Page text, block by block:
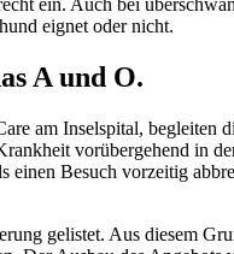
ein. Auch bei
eignet oder nicht.
A und O.
am Inselspital, begleiten
vorübergehend in
Besuch vorzeitig
gelistet. Aus diesem